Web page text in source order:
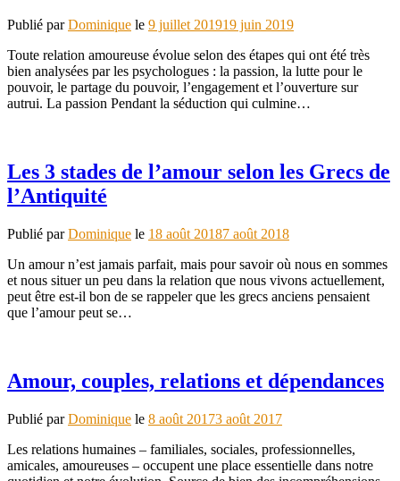
Publié parDominique le 9 juillet 201919 juin 2019
Toute relation amoureuse évolue selon des étapes qui ont été très
bien analysées par les psychologues : la passion, la lutte pour le
pouvoir, le partage du pouvoir, l’engagement et l’ouverture sur
autrui. La passion Pendant la séduction qui culmine…
Les 3 stades de l’amour selon les Grecs de
l’Antiquité
Publié parDominique le 18 août 20187 août 2018
Un amour n’est jamais parfait, mais pour savoir où nous en sommes
et nous situer un peu dans la relation que nous vivons actuellement,
peut être est-il bon de se rappeler que les grecs anciens pensaient
que l’amour peut se…
Amour, couples, relations et dépendances
Publié parDominique le 8 août 20173 août 2017
Les relations humaines – familiales, sociales, professionnelles,
amicales, amoureuses – occupent une place essentielle dans notre